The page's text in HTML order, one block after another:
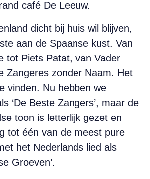
café De Leeuw.
dicht bij huis wil blijven,
aan de Spaanse kust. Van
tot Piets Patat, van Vader
Zangeres zonder Naam. Het
vinden. Nu hebben we
‘De Beste Zangers’, maar de
toon is letterlijk gezet en
tot één van de meest pure
het Nederlands lied als
Groeven’.